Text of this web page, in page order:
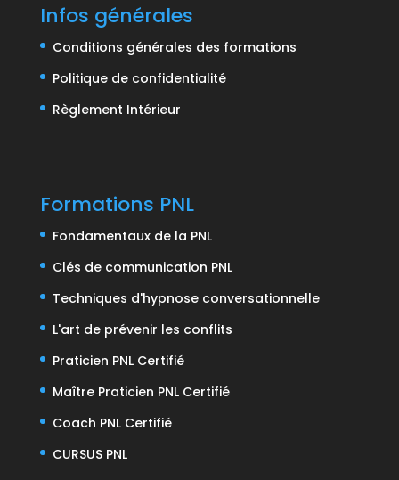
Infos générales
Conditions générales des formations
Politique de confidentialité
Règlement Intérieur
Formations PNL
Fondamentaux de la PNL
Clés de communication PNL
Techniques d'hypnose conversationnelle
L'art de prévenir les conflits
Praticien PNL Certifié
Maître Praticien PNL Certifié
Coach PNL Certifié
CURSUS PNL